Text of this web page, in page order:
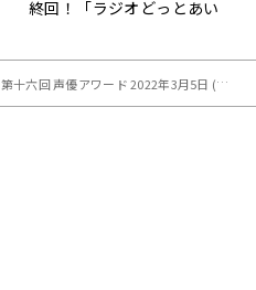
終回！「ラジオどっとあい
21日配信分
第十六回 声優アワード 2022年3月5日 (土) 受賞者発表番組の放送が決定！！